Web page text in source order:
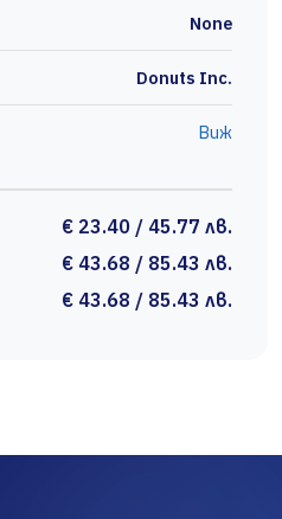
None
Donuts Inc.
Виж
€ 23.40 / 45.77 лв.
€ 43.68 / 85.43 лв.
€ 43.68 / 85.43 лв.